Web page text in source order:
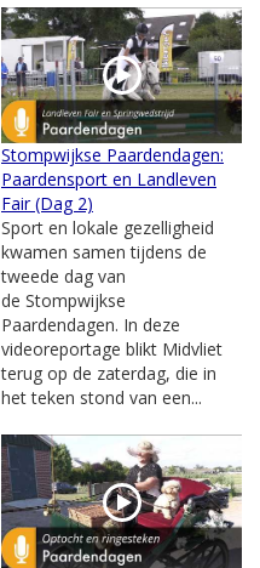
Stompwijkse Paardendagen:
Paardensport en Landleven
Fair (Dag 2)
Sport en lokale gezelligheid
kwamen samen tijdens de
tweede dag van
de Stompwijkse
Paardendagen. In deze
videoreportage blikt Midvliet
terug op de zaterdag, die in
het teken stond van een...